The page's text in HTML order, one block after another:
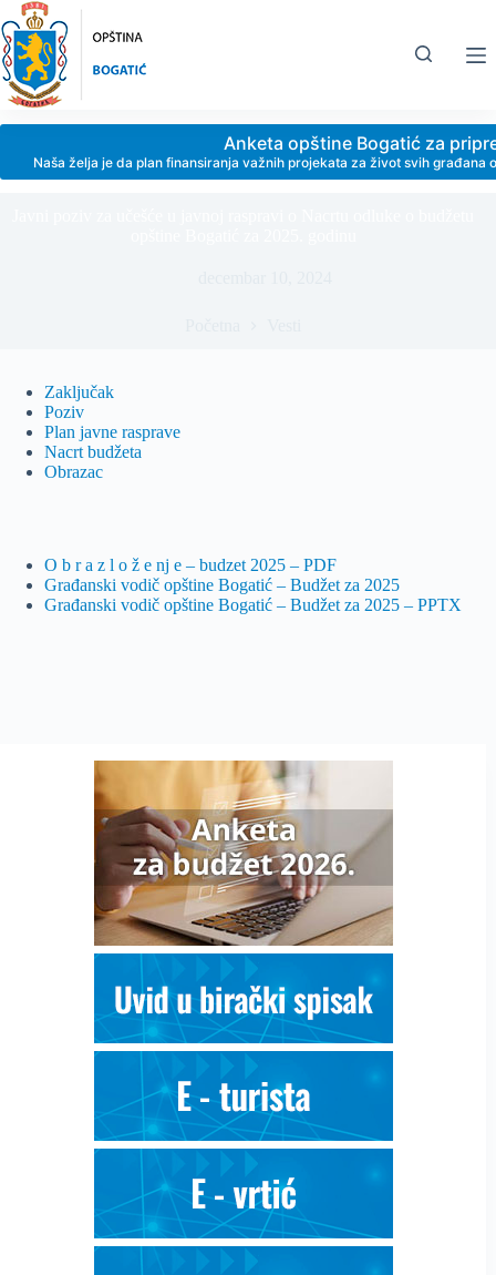
Skip
to
content
Anketa opštine Bogatić za
Naša želja je da plan finansiranja važnih projekata za život svih
Zaključak
Poziv
Plan javne rasprave
Nacrt budžeta
Obrazac
O b r a z l o ž e nj e – budzet 2025 – PDF
Građanski vodič opštine Bogatić – Budžet za 2025
Građanski vodič opštine Bogatić – Budžet za 2025 – PPTX